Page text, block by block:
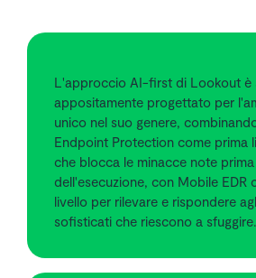
L'approccio AI-first di Lookout è
appositamente progettato per
unico nel suo genere,
Endpoint Protection come prima
che blocca le minacce note prima
dell'esecuzione, con Mobile EDR
livello per rilevare e rispondere
sofisticati che riescono a sfuggire.